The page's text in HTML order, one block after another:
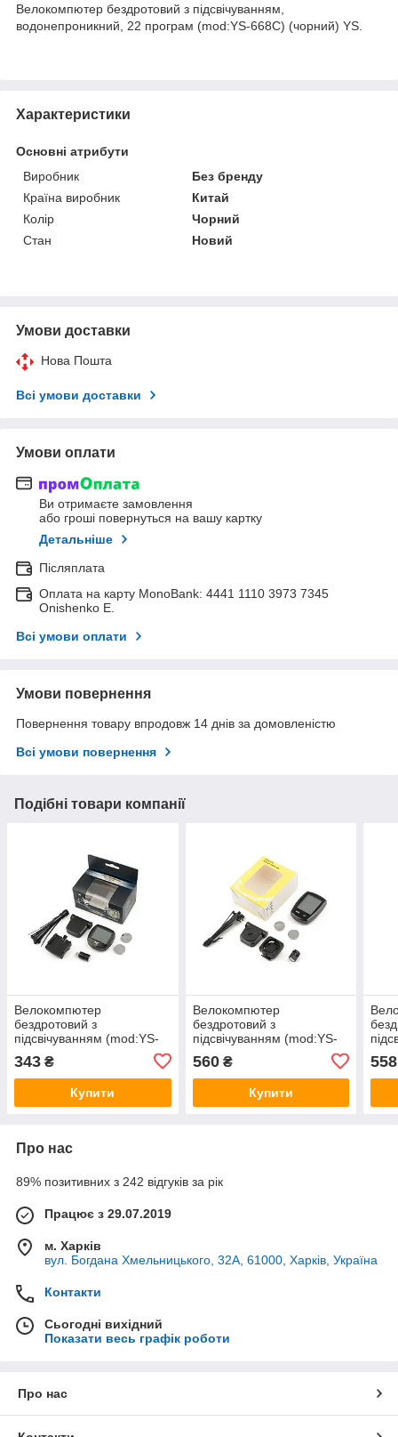
Велокомпютер бездротовий з підсвічуванням,
водонепроникний, 22 програм (mod:YS-668С) (чорний) YS.
Характеристики
Основні атрибути
Виробник
Без бренду
Країна виробник
Китай
Колір
Чорний
Стан
Новий
Умови доставки
Нова Пошта
Всі умови доставки
Умови оплати
Ви отримаєте замовлення
або гроші повернуться на вашу картку
Детальніше
Післяплата
Оплата на карту MonoBank: 4441 1110 3973 7345
Onishenko E.
Всі умови оплати
Умови повернення
Повернення товару впродовж 14 днів за домовленістю
Всі умови повернення
Подібні товари компанії
Велокомпютер
бездротовий з
підсвічуванням (mod:YS-
343 ₴
Купити
Велокомпютер
бездротовий з
підсвічуванням (mod:YS-
560₴
Купити
558
Про нас
89% позитивних з 242 відгуків за рік
Працює з 29.07.2019
м. Харків
вул. Богдана Хмельницького, 32А, 61000, Харків, Україна
Контакти
Сьогодні вихідний
Показати весь графік роботи
Про нас